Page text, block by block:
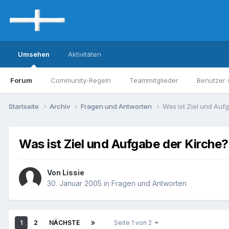
Umsehen
Forum Community-Regeln Teammitglieder Benutzer
Aktivitäten
Startseite Archiv Fragen und Antworten Was ist Ziel und
Was ist Ziel und Aufgabe der Kirche?
Von Lissie
30. Januar 2005 in Fragen und Antworten
1 2 NÄCHSTE Seite 1 von 2